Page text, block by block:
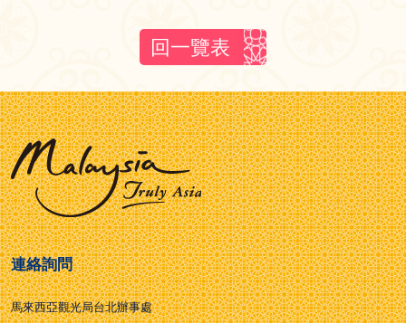
回一覽表
連絡詢問
馬來西亞觀光局台北辦事處